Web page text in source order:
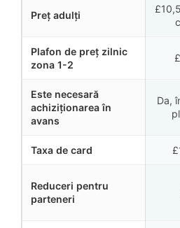
Preț adulți
Plafon de preț zilnic
zona 1-2
Este necesară
achiziționarea în
avans
Da,
Taxa de card
Reduceri pentru
parteneri